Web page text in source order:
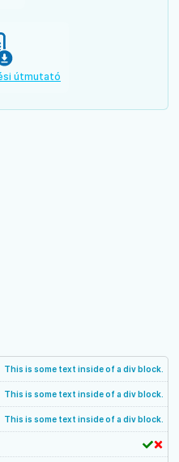
útmutató
This is some text inside of a div block.
This is some text inside of a div block.
This is some text inside of a div block.